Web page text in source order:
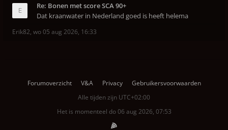
Re: Bonen met score SCA 90+
Dat kraanwater in Nederland goed is heeft helema
Erik82, wo 05 aug 2026, 16:33
Forumoverzicht V&A Privacy
Gebruikersvoorwaarden
Alle tijden zijn UTC+02:00
Het is momenteel do 06 aug 2026, 07:53